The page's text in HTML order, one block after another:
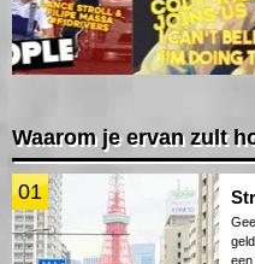
Waarom je ervan zult
01
een